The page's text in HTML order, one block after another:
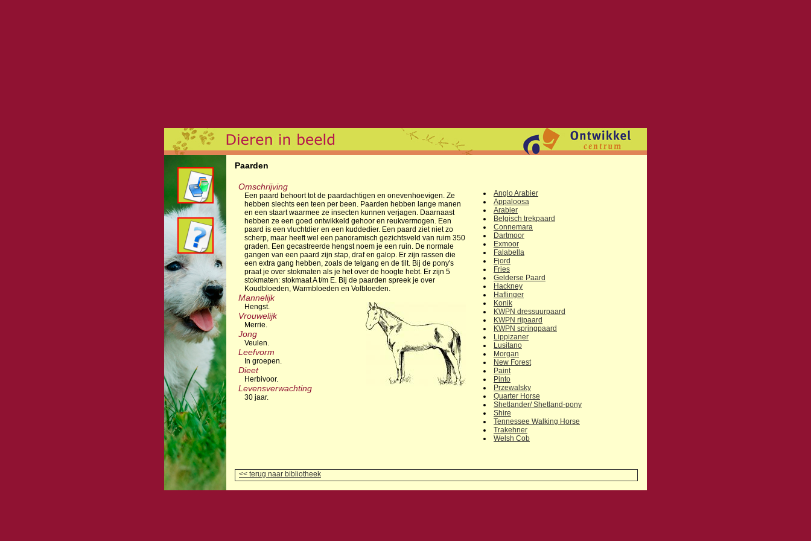
Paarden
Omschrijving
Een paard behoort tot de paardachtigen en onevenhoevigen. Ze
hebben slechts een teen per been. Paarden hebben lange manen
en een staart waarmee ze insecten kunnen verjagen. Daarnaast
hebben ze een goed ontwikkeld gehoor en reukvermogen. Een
paard is een vluchtdier en een kuddedier. Een paard ziet niet zo
scherp, maar heeft wel een panoramisch gezichtsveld van ruim 350
graden. Een gecastreerde hengst noem je een ruin. De normale
gangen van een paard zijn stap, draf en galop. Er zijn rassen die
een extra gang hebben, zoals de telgang en de tilt. Bij de pony's
praat je over stokmaten als je het over de hoogte hebt. Er zijn 5
stokmaten: stokmaat A t/m E. Bij de paarden spreek je over
Koudbloeden, Warmbloeden en Volbloeden.
Mannelijk
Hengst.
Vrouwelijk
Merrie.
Jong
Veulen.
Leefvorm
In groepen.
Dieet
Herbivoor.
Levensverwachting
30 jaar.
<< terug naar bibliotheek
Anglo Arabier
Appaloosa
Arabier
Belgisch trekpaard
Connemara
Dartmoor
Exmoor
Falabella
Fjord
Fries
Gelderse Paard
Hackney
Haflinger
Konik
KWPN dressuurpaard
KWPN rijpaard
KWPN springpaard
Lippizaner
Lusitano
Morgan
New Forest
Paint
Pinto
Przewalsky
Quarter Horse
Shetlander/ Shetland-pony
Shire
Tennessee Walking Horse
Trakehner
Welsh Cob